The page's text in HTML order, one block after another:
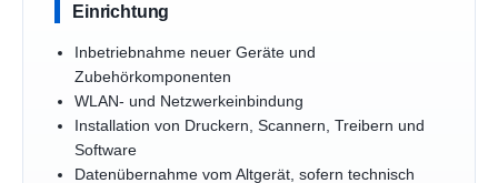
Einrichtung
Inbetriebnahme neuer Geräte und
Zubehörkomponenten
WLAN- und Netzwerkeinbindung
Installation von Druckern, Scannern, Treibern und
Software
Datenübernahme vom Altgerät, sofern technisch